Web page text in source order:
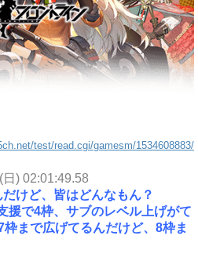
test/read.cgi/gamesm/1534608883/
) 02:01:49.58
けど、皆はどんなもん？
援で4枠、サブのレベル上げがて
まで広げてるんだけど、8枠ま